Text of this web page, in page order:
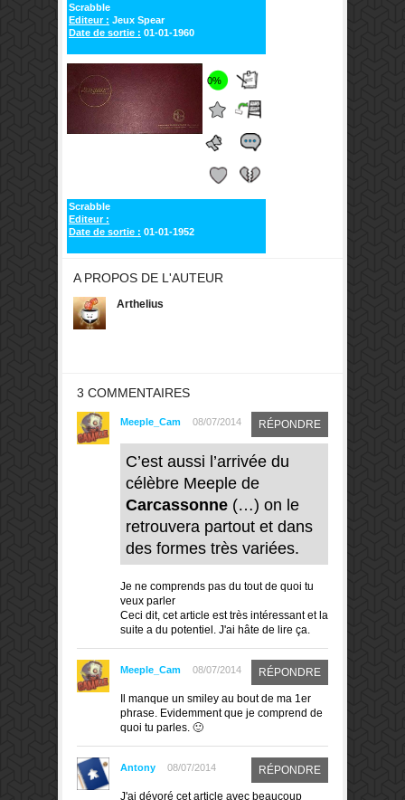
Scrabble
Editeur : Jeux Spear
Date de sortie : 01-01-1960
0%
Scrabble
Editeur :
Date de sortie : 01-01-1952
A PROPOS DE L'AUTEUR
Arthelius
3 COMMENTAIRES
Meeple_Cam 08/07/2014 RÉPONDRE
C’est aussi l’arrivée du
célèbre Meeple de
Carcassonne (…) on le
retrouvera partout et dans
des formes très variées.
Je ne comprends pas du tout de quoi tu
veux parler
Ceci dit, cet article est très intéressant et la
suite a du potentiel. J'ai hâte de lire ça.
Meeple_Cam 08/07/2014 RÉPONDRE
Il manque un smiley au bout de ma 1er
phrase. Evidemment que je comprend de
quoi tu parles. 🙂
Antony 08/07/2014 RÉPONDRE
J'ai dévoré cet article avec beaucoup